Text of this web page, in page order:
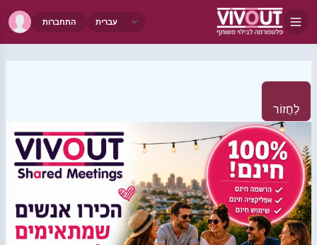
התחברות
לַחֲזוֹר